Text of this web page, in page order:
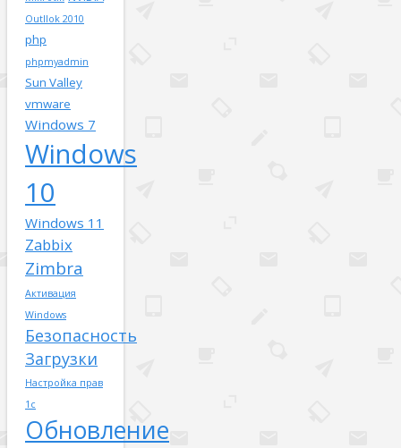
Outllok 2010
php
phpmyadmin
Sun Valley
vmware
Windows 7
Windows
10
Windows 11
Zabbix
Zimbra
Активация
Windows
Безопасность
Загрузки
Настройка прав
1с
Обновление